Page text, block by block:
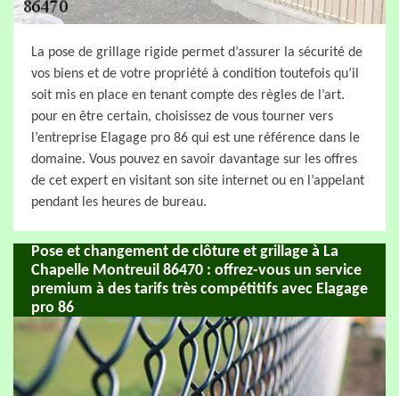
La pose de grillage rigide permet d’assurer la sécurité de
vos biens et de votre propriété à condition toutefois qu’il
soit mis en place en tenant compte des règles de l’art.
pour en être certain, choisissez de vous tourner vers
l’entreprise Elagage pro 86 qui est une référence dans le
domaine. Vous pouvez en savoir davantage sur les offres
de cet expert en visitant son site internet ou en l’appelant
pendant les heures de bureau.
Pose et changement de clôture et grillage à La
Chapelle Montreuil 86470 : offrez-vous un service
premium à des tarifs très compétitifs avec Elagage
pro 86